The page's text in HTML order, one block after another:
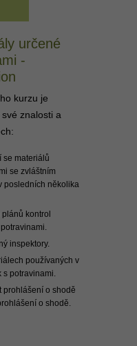
určené
-
kurzu je
znalosti a
se materiálů
se zvláštním
posledních několika
kontrol
inspektory.
používaných v
s potravinami.
prohlášení o shodě
o shodě.